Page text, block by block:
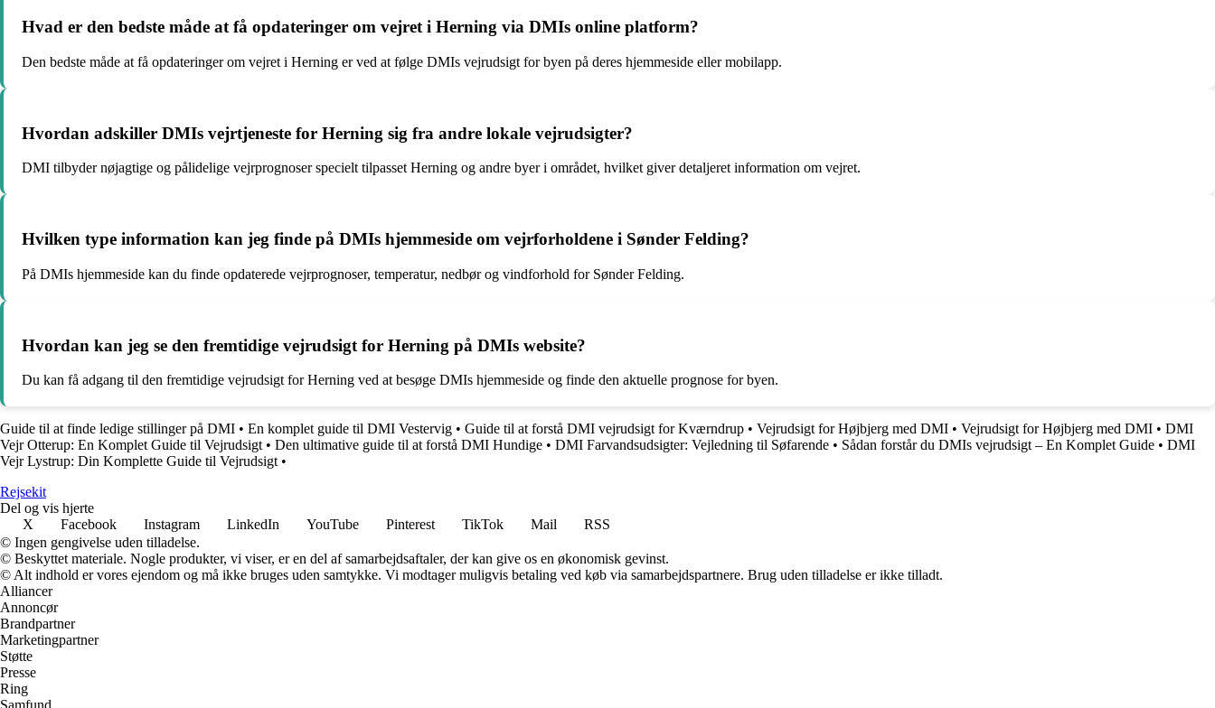
Hvad er den bedste måde at få opdateringer om vejret i Herning via DMIs online platform?
Den bedste måde at få opdateringer om vejret i Herning er ved at følge DMIs vejrudsigt for byen på deres hjemmeside eller mobilapp.
Hvordan adskiller DMIs vejrtjeneste for Herning sig fra andre lokale vejrudsigter?
DMI tilbyder nøjagtige og pålidelige vejrprognoser specielt tilpasset Herning og andre byer i området, hvilket giver detaljeret information om vejret.
Hvilken type information kan jeg finde på DMIs hjemmeside om vejrforholdene i Sønder Felding?
På DMIs hjemmeside kan du finde opdaterede vejrprognoser, temperatur, nedbør og vindforhold for Sønder Felding.
Hvordan kan jeg se den fremtidige vejrudsigt for Herning på DMIs website?
Du kan få adgang til den fremtidige vejrudsigt for Herning ved at besøge DMIs hjemmeside og finde den aktuelle prognose for byen.
Guide til at finde ledige stillinger på DMI • En komplet guide til DMI Vestervig • Guide til at forstå DMI vejrudsigt for Kværndrup • Vejrudsigt for Højbjerg med DMI • Vejrudsigt for Højbjerg med DMI • DMI
Vejr Otterup: En Komplet Guide til Vejrudsigt • Den ultimative guide til at forstå DMI Hundige • DMI Farvandsudsigter: Vejledning til Søfarende • Sådan forstår du DMIs vejrudsigt – En Komplet Guide • DMI
Vejr Lystrup: Din Komplette Guide til Vejrudsigt •
Rejsekit
Del og vis hjerte
X
Facebook Instagram LinkedIn YouTube Pinterest TikTok Mail
RSS
© Ingen gengivelse uden tilladelse.
© Beskyttet materiale. Nogle produkter, vi viser, er en del af samarbejdsaftaler, der kan give os en økonomisk gevinst.
© Alt indhold er vores ejendom og må ikke bruges uden samtykke. Vi modtager muligvis betaling ved køb via samarbejdspartnere. Brug uden tilladelse er ikke tilladt.
Alliancer
Annoncør
Brandpartner
Marketingpartner
Støtte
Presse
Ring